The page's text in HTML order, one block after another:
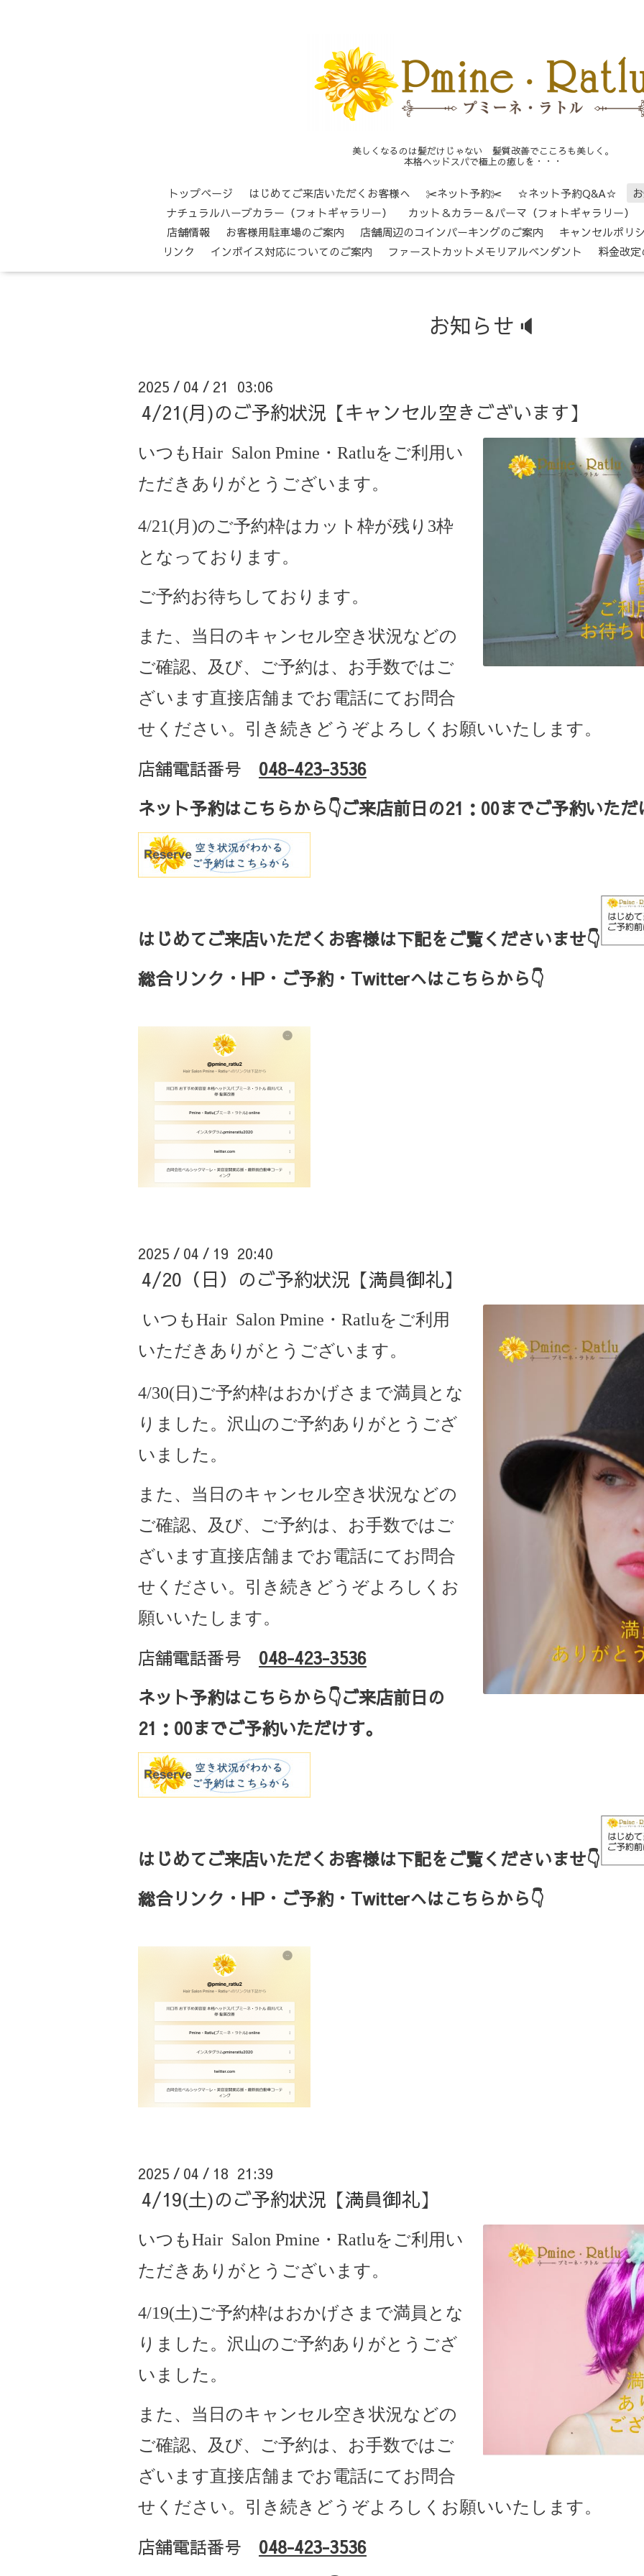
美しくなるのは髪だけじゃない 髪質改善でこころも美しく。
本格ヘッドスパで極上の癒しを・・・
トップページ はじめてご来店いただくお客様へ ✂ネット予約✂ ☆ネット予約Q&A☆
ナチュラルハーブカラー（フォトギャラリー）
カット＆カラー＆パーマ（フォトギャラリー）
店舗情報
お客様用駐車場のご案内 店舗周辺のコインパーキングのご案内
キャンセルポリ
リンク
インボイス対応についてのご案内 ファーストカットメモリアルペンダント 料金改
お知らせ🔈
2025 / 04 / 21 03:06
4/21(月)のご予約状況【キャンセル空きございます】
いつもHair Salon Pmine・Ratluをご利用い
ただきありがとうございます。
4/21(月)のご予約枠はカット枠が残り3枠
となっております。
ご予約お待ちしております。
また、当日のキャンセル空き状況などの
ご確認、及び、ご予約は、お手数ではご
ざいます直接店舗までお電話にてお問合
せください。引き続きどうぞよろしくお願いいたします。
店舗電話番号 048-423-3536
ネット予約はこちらから👇ご来店前日の21 ： 00までご予約いただ
はじめてご来店いただくお客様は下記をご覧くださいませ👇
総合リンク・HP・ご予約・Twitterへはこちらから👇
2025 / 04 / 19 20:40
4/20（日）のご予約状況【満員御礼】
いつもHair Salon Pmine・Ratluをご利用
いただきありがとうございます。
4/30(日)ご予約枠はおかげさまで満員とな
りました。沢山のご予約ありがとうござ
いました。
また、当日のキャンセル空き状況などの
ご確認、及び、ご予約は、お手数ではご
ざいます直接店舗までお電話にてお問合
せください。引き続きどうぞよろしくお
願いいたします。
店舗電話番号 048-423-3536
ネット予約はこちらから👇ご来店前日の
21 ： 00までご予約いただけす。
はじめてご来店いただくお客様は下記をご覧くださいませ👇
総合リンク・HP・ご予約・Twitterへはこちらから👇
2025 / 04 / 18 21:39
4/19(土)のご予約状況【満員御礼】
いつもHair Salon Pmine・Ratluをご利用い
ただきありがとうございます。
4/19(土)ご予約枠はおかげさまで満員とな
りました。沢山のご予約ありがとうござ
いました。
また、当日のキャンセル空き状況などの
ご確認、及び、ご予約は、お手数ではご
ざいます直接店舗までお電話にてお問合
せください。引き続きどうぞよろしくお願いいたします。
店舗電話番号 048-423-3536